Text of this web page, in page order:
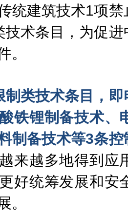
统建筑技术1项
技术条目，为促
。
制类技术条目，
铁锂制备技术、
制备技术等3条控
来越多地得到应
好统筹发展和安
。